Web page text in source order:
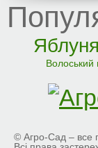
Яблуня
Волоський
© Агро-Сад – все